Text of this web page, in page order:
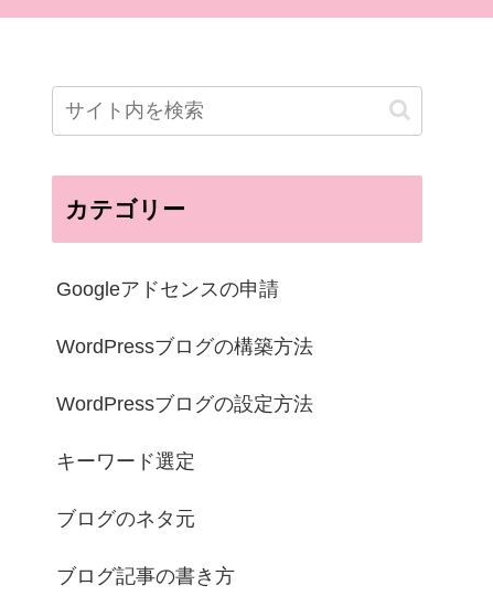
カテゴリー
Googleアドセンスの申請
WordPressブログの構築方法
WordPressブログの設定方法
キーワード選定
ブログのネタ元
ブログ記事の書き方